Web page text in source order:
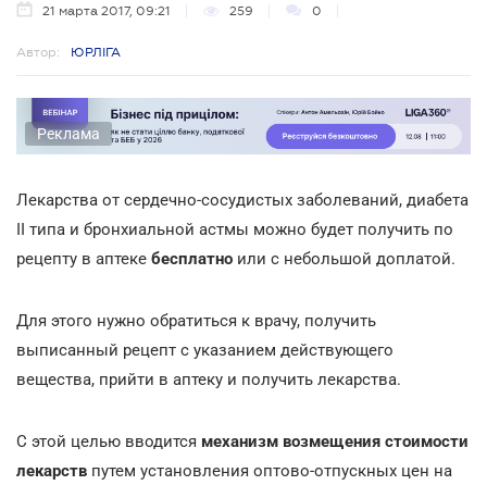
21 марта 2017, 09:21 259 0
Автор: ЮРЛІГА
Реклама
Лекарства от сердечно-сосудистых заболеваний, диабета
II типа и бронхиальной астмы можно будет получить по
рецепту в аптеке бесплатно или с небольшой доплатой.
Для этого нужно обратиться к врачу, получить
выписанный рецепт с указанием действующего
вещества, прийти в аптеку и получить лекарства.
С этой целью вводится механизм возмещения стоимости
лекарств путем установления оптово-отпускных цен на